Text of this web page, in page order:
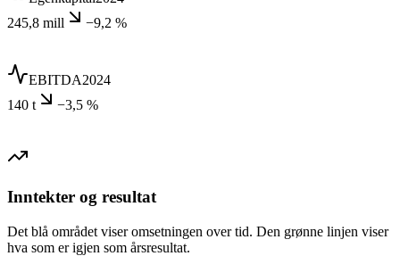
245,8 mill
−9,2 %
EBITDA2024
140 t
−3,5 %
Inntekter og resultat
Det blå området viser omsetningen over tid. Den grønne linjen viser
hva som er igjen som årsresultat.